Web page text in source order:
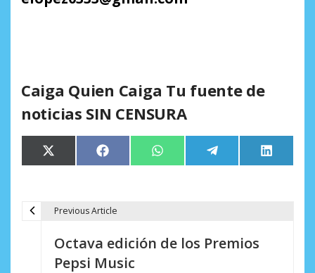
Caiga Quien Caiga Tu fuente de
noticias SIN CENSURA
Compartir
en
X
(Twitter)
Compartir
en
Facebook Compartir
en
WhatsApp Compartir
en
Telegram
en
LinkedIn
Previous Article
Octava edición de los Premios
Pepsi Music